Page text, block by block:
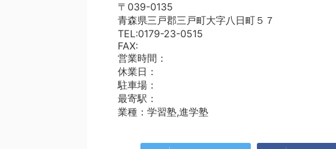
〒039-0135
青森県三戸郡三戸町大字八日町５７
TEL:0179-23-0515
FAX:
営業時間：
休業日：
駐車場：
最寄駅：
業種：学習塾,進学塾